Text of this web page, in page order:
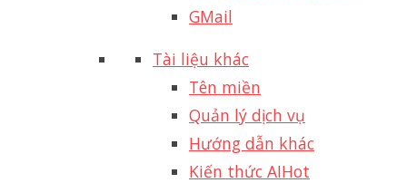
GMail
Tài liệu khác
Tên miền
Quản lý dịch vụ
Hướng dẫn khác
Kiến thức AIHot